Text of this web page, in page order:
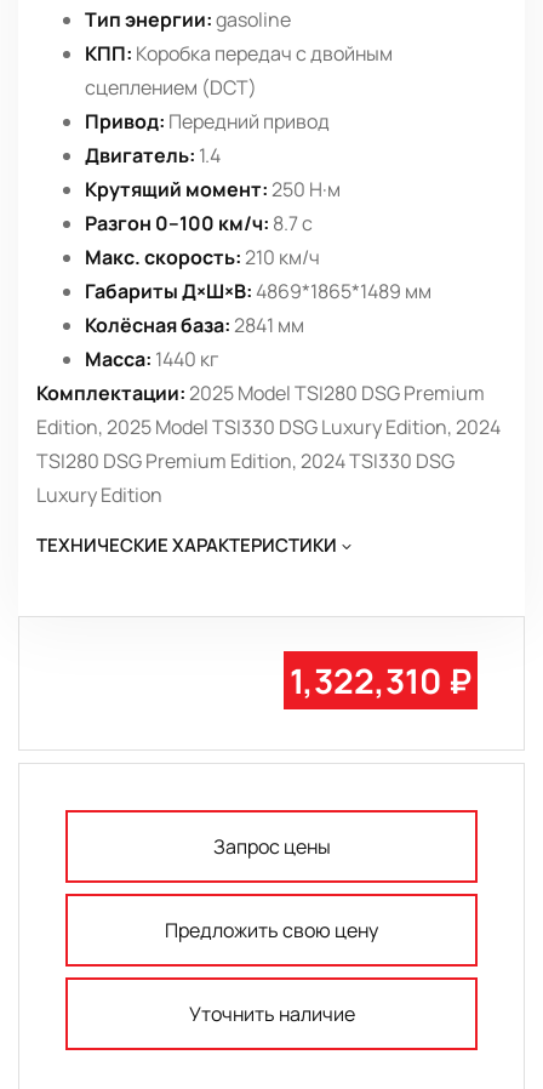
Тип энергии:gasoline
КПП: Коробка передач с двойным
сцеплением (DCT)
Привод: Передний привод
Двигатель: 1.4
Крутящий момент:250 Н·м
Разгон 0–100 км/ч: 8.7 с
Макс. скорость:210 км/ч
Габариты Д×Ш×В: 4869*1865*1489 мм
Колёсная база:2841 мм
Масса: 1440 кг
Комплектации:2025 Model TSI280 DSG Premium
Edition, 2025 Model TSI330 DSG Luxury Edition, 2024
TSI280 DSG Premium Edition, 2024 TSI330 DSG
Luxury Edition
ТЕХНИЧЕСКИЕ ХАРАКТЕРИСТИКИ
1,322,310 ₽
Запрос цены
Предложить свою цену
Уточнить наличие